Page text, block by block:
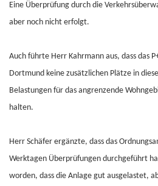
Eine Überprüfung durch die
aber noch nicht erfolgt.
Auch führte Herr Kahrmann aus, dass das
Dortmund keine zusätzlichen Plätze in
Belastungen für das angrenzende
halten.
Herr Schäfer ergänzte, dass das
Werktagen Überprüfungen durchgeführt
worden, dass die Anlage gut ausgelastet,